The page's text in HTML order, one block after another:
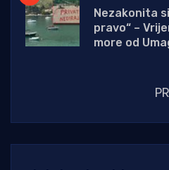
Nezakonita
pravo“ –
more od